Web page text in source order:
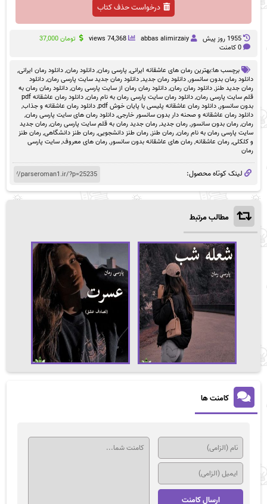
درخواست حذف کتاب
1955 روز پيش abbas alimirzaiy
74,368 views تومان37,000
0 کامنت
برچسب ها:بهترین رمان های عاشقانه ایرانی, پارسی رمان,دانلود رمان,دانلود رمان ایرانی,
دانلود رمان بدون سانسور,دانلود رمان جدید,دانلود رمان جدید سایت پارسی رمان,دانلود
رمان جدید طنز,دانلود رمان رمان,دانلود رمان رمان از سایت پارسی رمان,دانلود رمان رمان به
قلم سایت پارسی رمان,دانلود رمان سایت پارسی رمان به نام رمان,
دانلود رمان عاشقانه pdf
بدون سانسور,دانلود رمان عاشقانه پلیسی با پایان خوش pdf ,دانلود رمان عاشقانه و جذاب,
دانلود رمان عاشقانه و صحنه دار بدون سانسور خارجی,دانلود رمان های سایت پارسی رمان,
رمان,رمان بدون سانسور,رمان جدید,رمان جدید رمان به قلم سایت پارسی رمان,رمان جدید
سایت پارسی رمان به نام رمان,رمان طنز,رمان طنز دانشجویی,رمان طنز دانشگاهی,رمان طنز
و کلکلی,رمان عاشقانه,رمان های عاشقانه بدون سانسور,رمان های معروف,سایت پارسی
رمان
لینک کوتاه محصول:
مطالب مرتبط
کامنت ها